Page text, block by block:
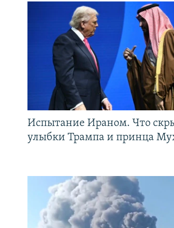
Испытание Ираном. Что
улыбки Трампа и принца